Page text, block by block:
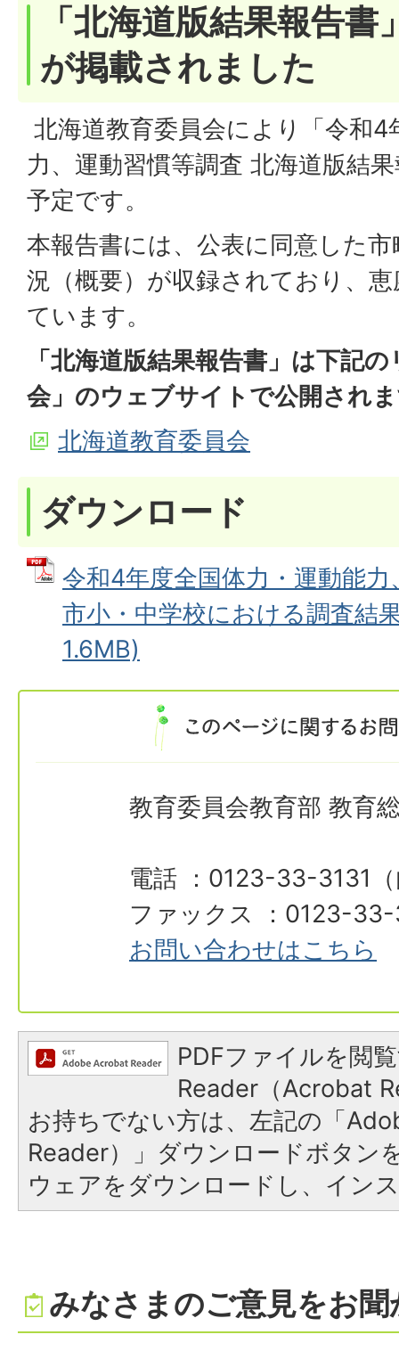
「北海道版結果報告
が掲載されました
北海道教育委員会により「令和4
力、運動習慣等調査 北海道版結
予定です。
本報告書には、公表に同意した
況（概要）が収録されており、
ています。
「北海道版結果報告書」は下記
会」のウェブサイトで公開され
北海道教育委員会
ダウンロード
令和4年度全国体力・運動能
市小・中学校における調査結
1.6MB)
教育委員会教育部 教育
電話 ：0123-33-3131（
ファックス ：0123-
お問い合わせはこちら
PDFファイルを閲
Reader（Acrobat
お持ちでない方は、左記の「
Reader）」ダウンロードボタン
ウェアをダウンロードし、イン
みなさまのご意見をお